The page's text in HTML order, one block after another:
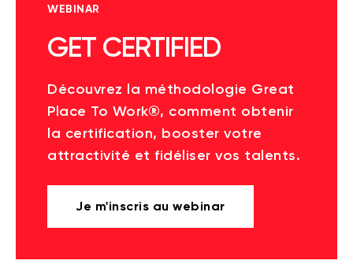
WEBINAR
GET CERTIFIED
Découvrez la méthodologie Great
Place To Work®, comment obtenir
la certification, booster votre
attractivité et fidéliser vos talents.
Je m'inscris au webinar